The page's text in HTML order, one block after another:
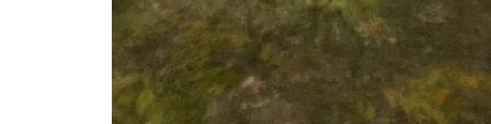
XIII. Câu hỏi thường gặp về mèo con
A. Làm sao để mèo con quen với môi trường
B. Mèo con cần được cho ăn thức ăn gì?
C. Bao nhiêu tuổi thì mèo con trưởng thành?